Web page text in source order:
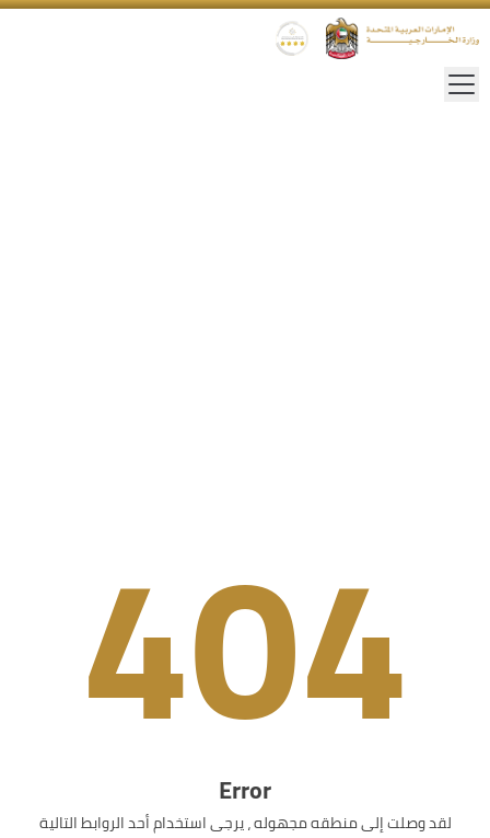
404
Error
لقد وصلت إلى منطقه مجهوله ، يرجى استخدام أحد الروابط التالية